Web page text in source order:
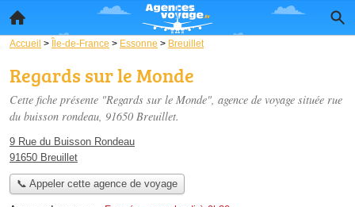
Accueil > Île-de-France > Essonne > Breuillet
Regards sur le Monde
Cette fiche présente "Regards sur le Monde", agence de voyage située rue
du buisson rondeau, 91650 Breuillet.
9 Rue du Buisson Rondeau
91650 Breuillet
📞 Appeler cette agence de voyage